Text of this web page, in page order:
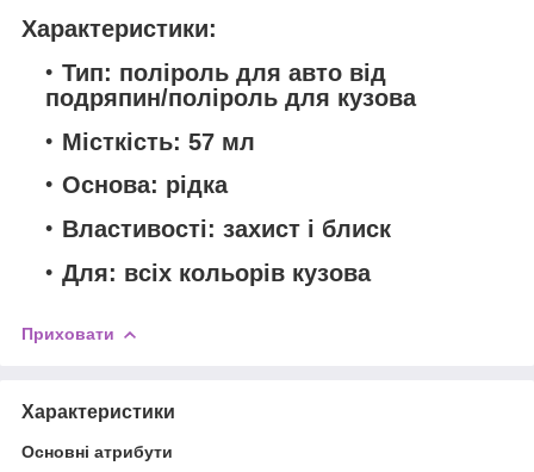
Характеристики:
Тип: поліроль для авто від
подряпин/поліроль для кузова
Місткість: 57 мл
Основа: рідка
Властивості: захист і блиск
Для: всіх кольорів кузова
Приховати
Характеристики
Основні атрибути